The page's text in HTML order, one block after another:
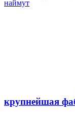
наймут
крупнейшая